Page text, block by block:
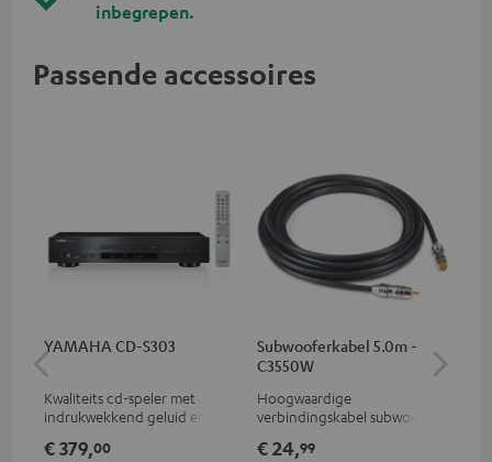
inbegrepen.
Passende accessoires
YAMAHA CD-S303
Kwaliteits cd-speler met
indrukwekkend geluid en
€ 379,00
Subwooferkabel 5.0m -
C3550W
Hoogwaardige
verbindingskabel subwoofer
€ 24,99